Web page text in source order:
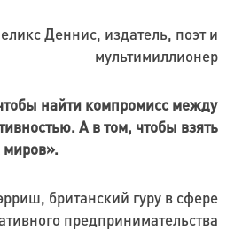
Деннис, издатель, поэт и
мультимиллионер
найти компромисс между
А в том, чтобы взять
британский гуру в сфере
предпринимательства